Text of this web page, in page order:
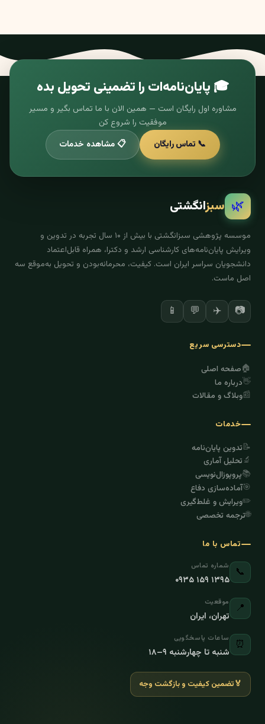
🎓 پایان‌نامه‌ات را تضمینی تحویل بده
مشاوره اول رایگان است — همین الان با ما تماس بگیر و مسیر
موفقیت را شروع کن
📞 تماس رایگان
📋 مشاهده خدمات
🌿 سبزانگشتی
موسسه پژوهشی سبزانگشتی با بیش از ۱۰ سال تجربه در تدوین و
ویرایش پایان‌نامه‌های کارشناسی ارشد و دکترا، همراه قابل‌اعتماد
دانشجویان سراسر ایران است. کیفیت، محرمانه‌بودن و تحویل به‌موقع سه
اصل ماست.
📷
✈️
💬
📱
دسترسی سریع
🏠صفحه اصلی
👋درباره ما
📰وبلاگ و مقالات
خدمات
📝تدوین پایان‌نامه
🔬تحلیل آماری
📚پروپوزال‌نویسی
🎯آماده‌سازی دفاع
✏️ویرایش و غلط‌گیری
🌐ترجمه تخصصی
تماس با ما
📞 شماره تماس
۰۹۳۵ ۱۵۹ ۱۳۹۵
📍 موقعیت
تهران، ایران
⏰ ساعات پاسخگویی
شنبه تا چهارشنبه ۹–۱۸
🏅تضمین کیفیت و بازگشت وجه